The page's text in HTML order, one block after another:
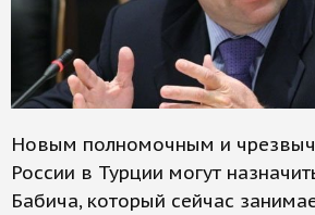
Новым полномочным и
России в Турции могут
Бабича, который сейчас